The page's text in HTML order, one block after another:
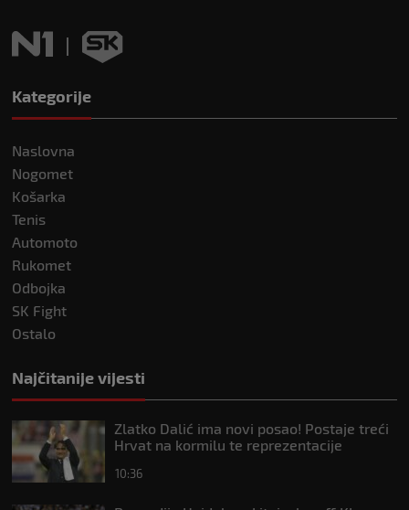
Kategorije
Naslovna
Nogomet
Košarka
Tenis
Automoto
Rukomet
Odbojka
SK Fight
Ostalo
Najčitanije vijesti
Zlatko Dalić ima novi posao! Postaje treći
Hrvat na kormilu te reprezentacije
10:36